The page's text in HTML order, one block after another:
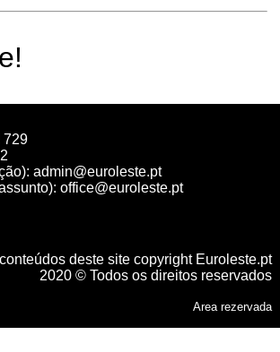
729
admin@euroleste.pt
office@euroleste.pt
deste site copyright Euroleste.pt
2020 © Todos os direitos reservados
Area rezervada